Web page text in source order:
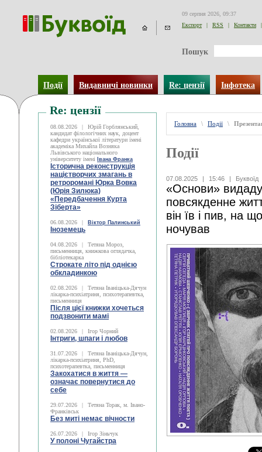
09 серпня 2026, 09:37
Експорт
| RSS | Контакти |
Пошук
Події Видавничі новинки Re: цензії Інфотека
Re: цензії
08.08.2026 |
Юрій Горблянський,
кандидат філологічних наук, доцент
кафедри української літератури імені
академіка Михайла Возняка
Львівського національного
університету імені
Івана Франка
Історична реконструкція
націєтворчих змагань в
ретроромані Юрка Вовка
(Юрія Зилюка)
«Передбачення Курта
Зіберта»
06.08.2026 | Віктор Палинський
Іноземець
04.08.2026 |
Тетяна Мороз,
письменниця, книжкова оглядачка,
бібліотекарка
Строкате літо під однією
обкладинкою
02.08.2026 |
Тетяна Іваніцька-Дячун
лікарка-психіатриня, психотерапевтка,
письменниця
Після цієї книжки хочеться
подзвонити мамі
02.08.2026 | Ігор Чорний
Інтриги, шпаги і любов
31.07.2026 |
Тетяна Іваніцька-Дячун,
лікарка-психіатриня, PhD,
психотерапевтка, письменниця
Закохатися в життя —
означає повернутися до
себе
29.07.2026 |
Тетяна Торак, м. Івано-
Франківськ
Без миті немає вічности
26.07.2026 | Ігор Зіньчук
У полоні Чугайстра
Головна \ Події \
Події
07.08.2025 | 15:46 | Буквоїд
«Основи»
повсякденне
він їв і пив, на
ночував